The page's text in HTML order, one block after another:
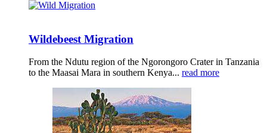
Wildebeest Migration
From the Ndutu region of the Ngorongoro Crater in Tanzania
to the Maasai Mara in southern Kenya... read more